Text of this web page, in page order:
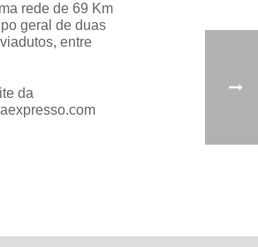
rede de 69 Km
geral de duas
entre
da